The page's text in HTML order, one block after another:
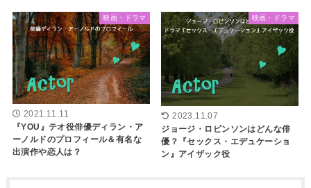
映画・ドラマ
2021.11.11
『YOU』テオ役俳優ディラン・ア
ーノルドのプロフィール＆有名な
出演作や恋人は？
映画・ドラマ
2023.11.07
ジョージ・ロビンソンはどんな俳
優？『セックス・エデュケーショ
ン』アイザック役